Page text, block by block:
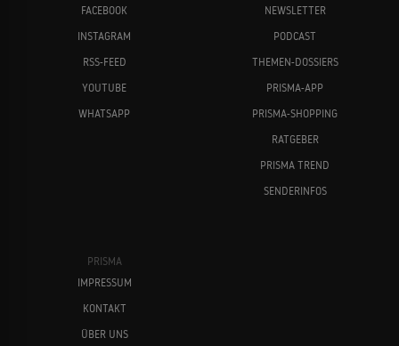
FACEBOOK
INSTAGRAM
RSS-FEED
YOUTUBE
WHATSAPP
NEWSLETTER
PODCAST
THEMEN-DOSSIERS
PRISMA-APP
PRISMA-SHOPPING
RATGEBER
PRISMA TREND
SENDERINFOS
PRISMA
IMPRESSUM
KONTAKT
ÜBER UNS